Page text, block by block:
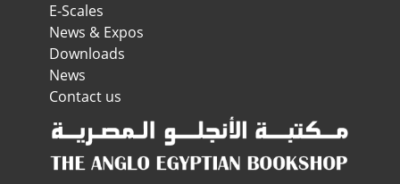
E-Scales
News & Expos
Downloads
News
Contact us